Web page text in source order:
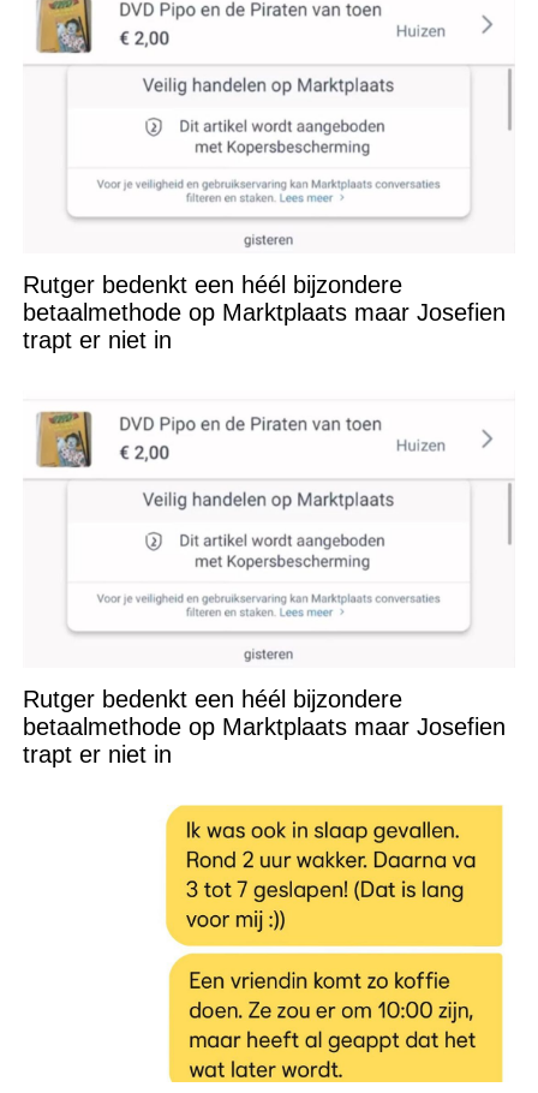
Rutger bedenkt een héél bijzondere
betaalmethode op Marktplaats maar Josefien
trapt er niet in
Rutger bedenkt een héél bijzondere
betaalmethode op Marktplaats maar Josefien
trapt er niet in